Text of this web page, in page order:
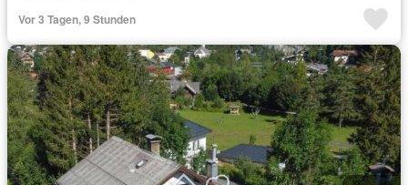
Vor 3 Tagen, 9 Stunden